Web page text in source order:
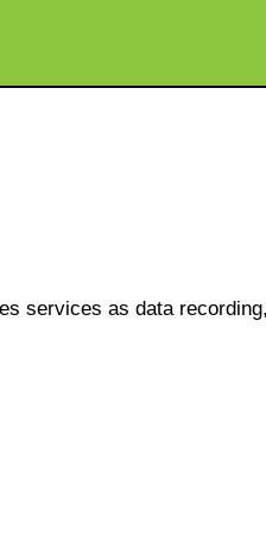
services as data recording,